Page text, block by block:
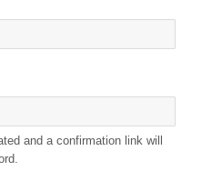
and a confirmation link will